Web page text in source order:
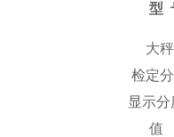
型
大
检定
显示分
值